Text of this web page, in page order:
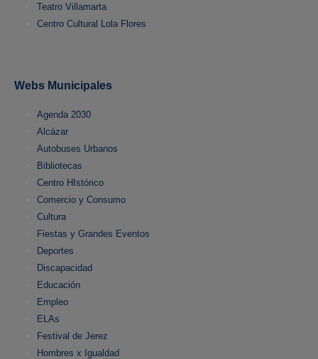
Teatro Villamarta
Centro Cultural Lola Flores
Webs Municipales
Agenda 2030
Alcázar
Autobuses Urbanos
Bibliotecas
Centro HIstórico
Comercio y Consumo
Cultura
Fiestas y Grandes Eventos
Deportes
Discapacidad
Educación
Empleo
ELAs
Festival de Jerez
Hombres x Igualdad